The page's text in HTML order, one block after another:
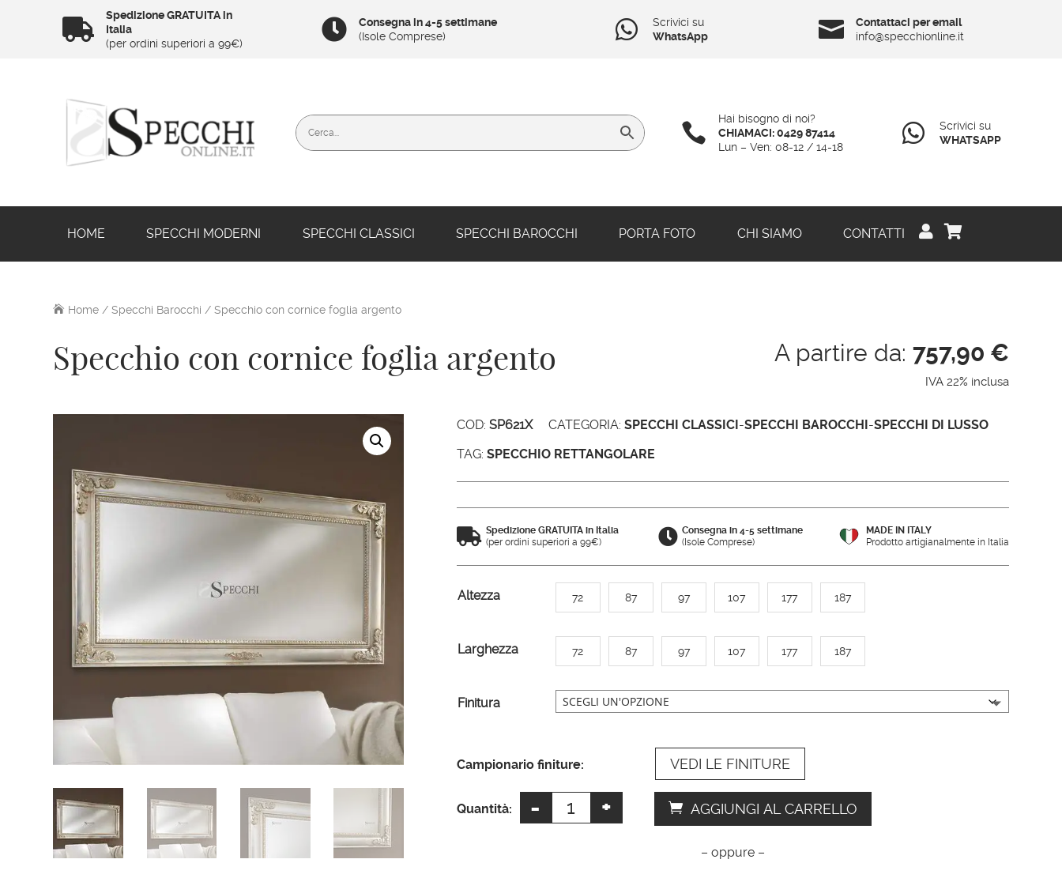

Spedizione GRATUITA in
Italia
(per ordini superiori a 99€)

Consegna in 4-5 settimane
(Isole Comprese)

Scrivici su
WhatsApp

Contattaci per email
info@specchionline.it

Hai bisogno di noi?
CHIAMACI: 0429 87414
Lun – Ven: 08-12 / 14-18

Scrivici su
WHATSAPP
HOME SPECCHI MODERNI SPECCHI CLASSICI SPECCHI BAROCCHI PORTA FOTO CHI SIAMO CONTATTI  
Home /Specchi Barocchi / Specchio con cornice foglia argento
Specchio con cornice foglia argento A partire da: 757,90 €
IVA 22% inclusa
COD: SP621X CATEGORIA: SPECCHI CLASSICI-SPECCHI BAROCCHI-SPECCHI DI LUSSO
TAG: SPECCHIO RETTANGOLARE
 Spedizione GRATUITA in Italia
(per ordini superiori a 99€)
 Consegna in 4-5 settimane
(Isole Comprese)
MADE IN ITALY
Prodotto artigianalmente in Italia
Altezza 72 87 97 107 177 187
Larghezza 72 87 97 107 177 187
Finitura
Campionario finiture: VEDI LE FINITURE
Quantità: -
Specchio
con
+ AGGIUNGI AL CARRELLO
A
e
n
i
e
– oppure –